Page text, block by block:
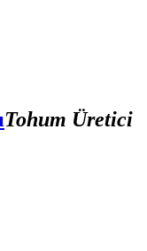
Tohum Üretici